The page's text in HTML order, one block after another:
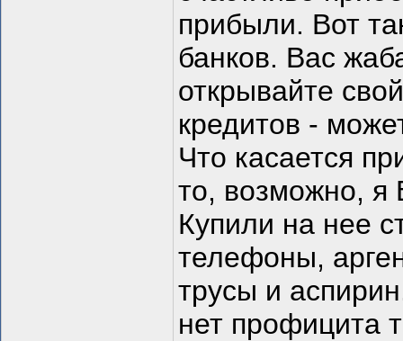
прибыли. Вот
банков. Вас
открывайте
кредитов -
Что касается
то, возможно,
Купили на нее
телефоны,
трусы и
нет профицита